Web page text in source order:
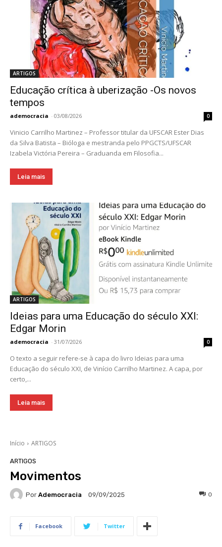
ARTIGOS
Educação crítica à uberização -Os novos
tempos
ademocracia - 03/08/2026 0
Vinicio Carrilho Martinez – Professor titular da UFSCAR Ester Dias
da Silva Batista – Bióloga e mestranda pelo PPGCTS/UFSCAR
Izabela Victória Pereira – Graduanda em Filosofia...
Leia mais
ARTIGOS
Ideias para uma Educação do século XXI:
Edgar Morin
ademocracia - 31/07/2026 0
O texto a seguir refere-se à capa do livro Ideias para uma
Educação do século XXI, de Vinício Carrilho Martinez. A capa, por
certo,...
Leia mais